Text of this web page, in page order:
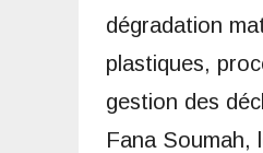
dégradation
plastiques,
gestion des
Fana Soumah,